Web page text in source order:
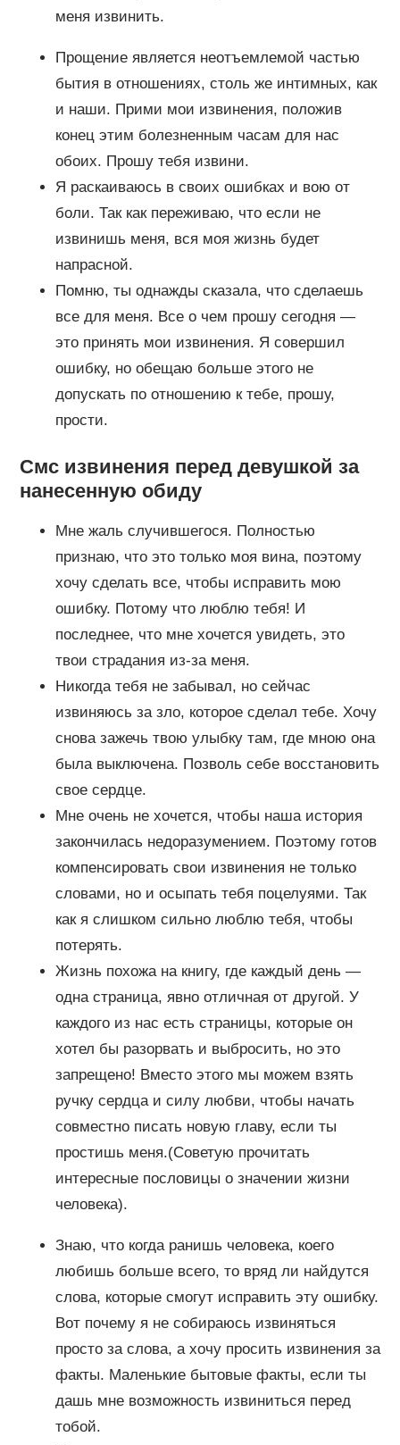
меня извинить.
Прощение является неотъемлемой частью
бытия в отношениях, столь же интимных, как
и наши. Прими мои извинения, положив
конец этим болезненным часам для нас
обоих. Прошу тебя извини.
Я раскаиваюсь в своих ошибках и вою от
боли. Так как переживаю, что если не
извинишь меня, вся моя жизнь будет
напрасной.
Помню, ты однажды сказала, что сделаешь
все для меня. Все о чем прошу сегодня —
это принять мои извинения. Я совершил
ошибку, но обещаю больше этого не
допускать по отношению к тебе, прошу,
прости.
Смс извинения перед девушкой за
нанесенную обиду
Мне жаль случившегося. Полностью
признаю, что это только моя вина, поэтому
хочу сделать все, чтобы исправить мою
ошибку. Потому что люблю тебя! И
последнее, что мне хочется увидеть, это
твои страдания из-за меня.
Никогда тебя не забывал, но сейчас
извиняюсь за зло, которое сделал тебе. Хочу
снова зажечь твою улыбку там, где мною она
была выключена. Позволь себе восстановить
свое сердце.
Мне очень не хочется, чтобы наша история
закончилась недоразумением. Поэтому готов
компенсировать свои извинения не только
словами, но и осыпать тебя поцелуями. Так
как я слишком сильно люблю тебя, чтобы
потерять.
Жизнь похожа на книгу, где каждый день —
одна страница, явно отличная от другой. У
каждого из нас есть страницы, которые он
хотел бы разорвать и выбросить, но это
запрещено! Вместо этого мы можем взять
ручку сердца и силу любви, чтобы начать
совместно писать новую главу, если ты
простишь меня.(Советую прочитать
интересные пословицы о значении жизни
человека).
Знаю, что когда ранишь человека, коего
любишь больше всего, то вряд ли найдутся
слова, которые смогут исправить эту ошибку.
Вот почему я не собираюсь извиняться
просто за слова, а хочу просить извинения за
факты. Маленькие бытовые факты, если ты
дашь мне возможность извиниться перед
тобой.